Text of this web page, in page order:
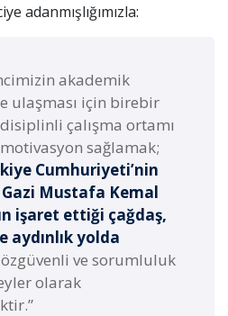
adanmışlığımızla:
akademik
ulaşması için birebir
çalışma ortamı
sağlamak;
Cumhuriyeti’nin
Mustafa Kemal
işaret ettiği çağdaş,
aydınlık yolda
özgüvenli ve sorumluluk
olarak